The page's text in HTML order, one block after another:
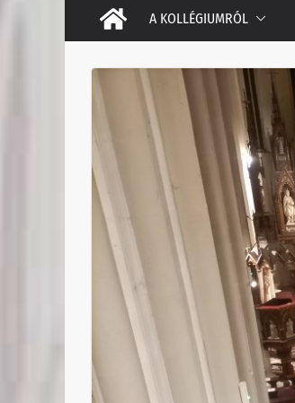
A KOLLÉGIUMRÓL